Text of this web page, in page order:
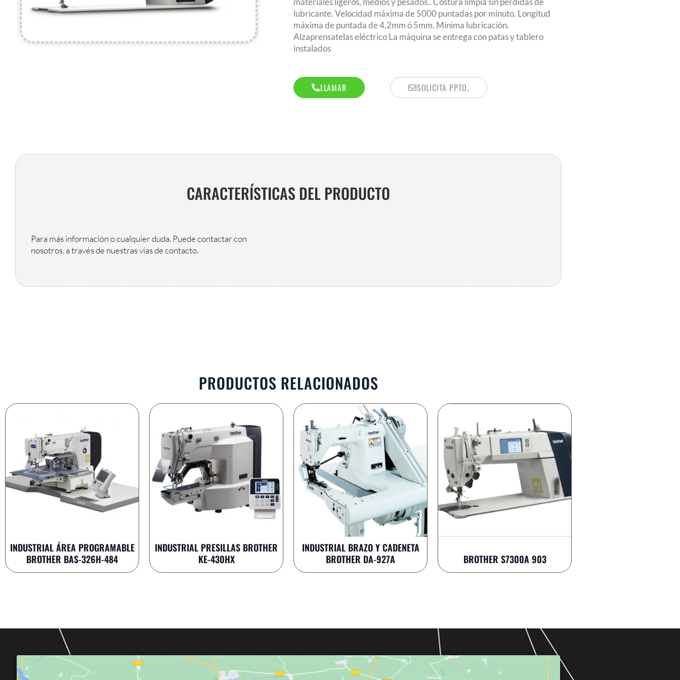
lubricante. Velocidad máxima de 5000 puntadas por minuto. Longitud
máxima de puntada de 4,2mm ó 5mm. Mínima lubricación.
Alzaprensatelas eléctrico La máquina se entrega con patas y tablero
instalados
LLAMAR SOLICITA PPTO.
CARACTERÍSTICAS DEL PRODUCTO
Para más información o cualquier duda. Puede contactar con
nosotros, a través de nuestras vías de contacto.
PRODUCTOS RELACIONADOS
INDUSTRIAL ÁREA PROGRAMABLE
BROTHER BAS-326H-484
INDUSTRIAL PRESILLAS BROTHER
KE-430HX
INDUSTRIAL BRAZO Y CADENETA
BROTHER DA-927A
BROTHER S7300A 903